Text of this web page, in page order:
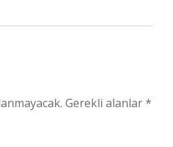
Gerekli alanlar*